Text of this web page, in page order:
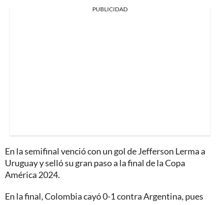
PUBLICIDAD
En la semifinal venció con un gol de Jefferson Lerma a
Uruguay y selló su gran paso a la final de la Copa
América 2024.
En la final, Colombia cayó 0-1 contra Argentina, pues